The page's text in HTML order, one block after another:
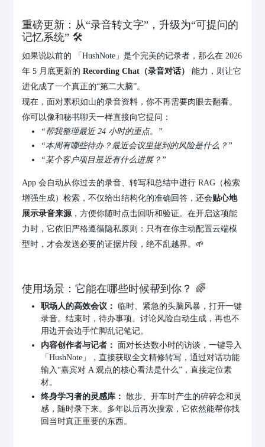
重磅更新：从“录音转文字”，升级为“可提问的
记忆系统” 🛠️
如果说以前的 「HushNote」是个完美的记录者，那么在 2026
年 5 月底更新的Recording Chat（录音对话）
能力，则让它
进化成了一个真正的“第二大脑”。
现在，面对累积如山的录音资料，你不再需要肉眼去翻看。
你可以像和秘书聊天一样直接向它提问：
“帮我整理最近 24 小时的重点。”
“本周有哪些待办？最近会议里提到的风险是什么？”
“某个客户项目最近有什么进展？”
App 会自动从你过去的录音、转写和总结中进行 RAG（检索
增强生成）检索，不仅给出结构化的准确回答，还会贴心地
展示录音来源 ，方便你随时点击回听和验证。在开启这项能
力时，它依旧严格遵循隐私原则：只有在你主动配置云端模
型时，才会发送必要的证据片段，绝不乱越界。🌱
使用场景：它能在哪些时候帮到你？ 🌈
职场人的高效会议： 临时、紧急的头脑风暴，打开一键
录音。结束时，待办事项、讨论风险自动生成，再也不
用边开会边手忙脚乱记笔记。
内容创作者与记者： 面对长达数小时的访谈，一键导入
「HushNote」，直接获取全文精修转写，通过对话功能
输入“嘉宾对 A 观点的核心看法是什么”，直接定位素
材。
终身学习者的灵感库： 散步、开车时产生的碎碎念和灵
感，随时录下来。多年以后再次搜索，它依然能帮你找
回当时真正重要的东西。